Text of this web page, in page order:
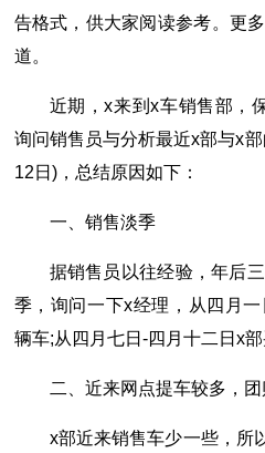
告格式，供大家阅读参考。更
道。
近期，x来到x车销售部，
询问销售员与分析最近x部与x
12日)，总结原因如下：
一、销售淡季
据销售员以往经验，年后
季，询问一下x经理，从四月
辆车;从四月七日-四月十二日x部
二、近来网点提车较多，
x部近来销售车少一些，所